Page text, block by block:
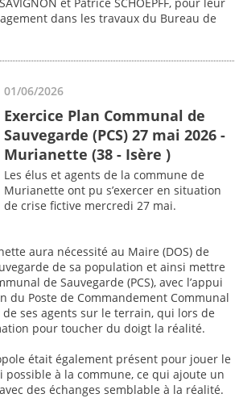
dans les travaux du Bureau de
01/06/2026
Exercice Plan Communal de
Sauvegarde (PCS) 27 mai 2026 -
Murianette (38 - Isère )
Les élus et agents de la commune de
Murianette ont pu s’exercer en situation
de crise fictive mercredi 27 mai.
aura nécessité au Maire (DOS) de
de sa population et ainsi mettre
de Sauvegarde (PCS), avec l’appui
du Poste de Commandement Communal
de ses agents sur le terrain, qui lors de
pour toucher du doigt la réalité.
était également présent pour jouer le
possible à la commune, ce qui ajoute un
des échanges semblable à la réalité.